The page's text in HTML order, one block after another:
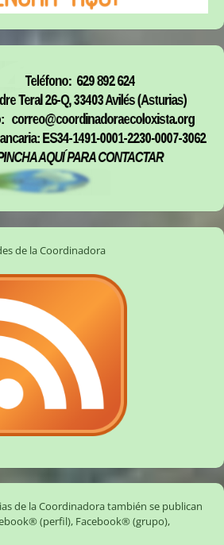
de la Coordinadora
de la Coordinadora también se publican
(perfil), Facebook® (grupo),